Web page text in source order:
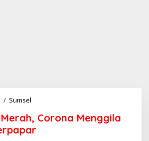
/ Sumsel
h
a
t
Corona Menggila